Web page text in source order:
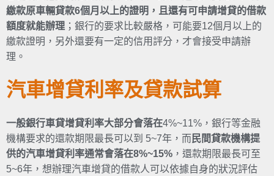
繳款原車輛貸款6個月以上的證明，且還有可申請增貸的借款
額度就能辦理 ；銀行的要求比較嚴格，可能要12個月以上的
繳款證明，另外還要有一定的信用評分，才會接受申請辦
理。
汽車增貸利率及貸款試算
一般銀行車貸增貸利率大部分會落在4%~11%，銀行等金融
機構要求的還款期限最長可以到 5~7年，而 民間貸款機構提
供的汽車增貸利率通常會落在8%~15% ，還款期限最長可至
5~6年，想辦理汽車增貸的借款人可以依據自身的狀況評估